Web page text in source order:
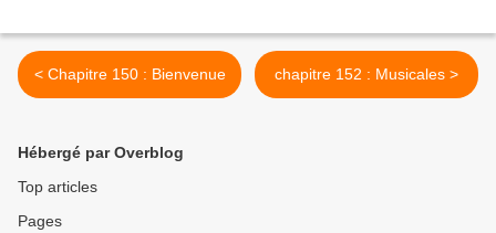
< Chapitre 150 : Bienvenue chapitre 152 : Musicales >
Hébergé par Overblog
Top articles
Pages